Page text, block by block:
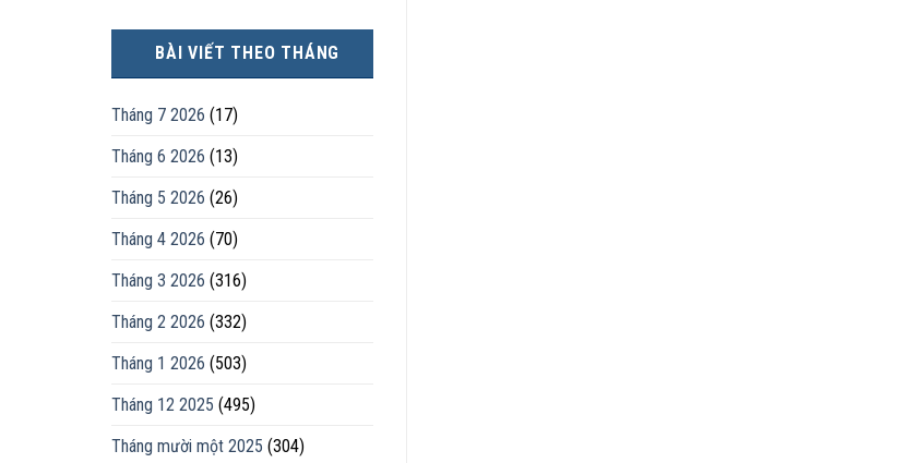
BÀI VIẾT THEO THÁNG
Tháng 7 2026 (17)
Tháng 6 2026 (13)
Tháng 5 2026 (26)
Tháng 4 2026 (70)
Tháng 3 2026 (316)
Tháng 2 2026 (332)
Tháng 1 2026 (503)
Tháng 12 2025 (495)
Tháng mười một 2025 (304)